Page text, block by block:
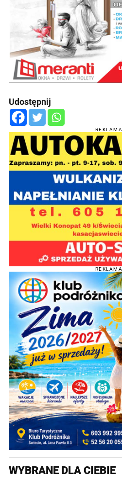
Udostępnij
REKLAMA
REKLAMA
WYBRANE DLA CIEBIE